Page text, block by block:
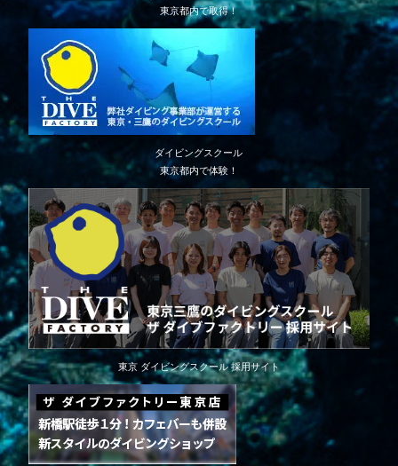
東京都内で取得！
ダイビングスクール
東京都内で体験！
東京 ダイビングスクール 採用サイト